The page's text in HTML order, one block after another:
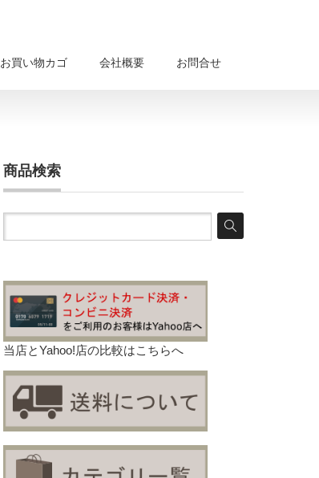
お買い物カゴ 会社概要 お問合せ
商品検索
当店とYahoo!店の比較はこちらへ